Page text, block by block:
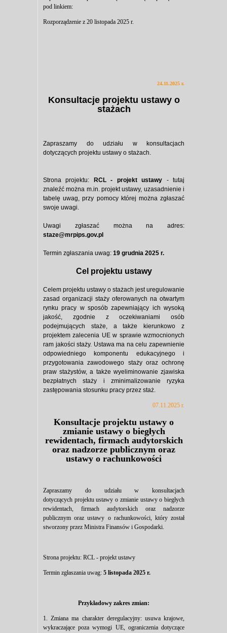
pod linkiem:
Rozporządzenie z 20 listopada 2025 r.
24.11.2025 r.
Konsultacje projektu ustawy o
stażach
Zapraszamy do udziału w konsultacjach
dotyczących projektu ustawy o stażach.
Strona projektu: RCL - projekt ustawy - tutaj
znaleźć można m.in. projekt ustawy, uzasadnienie i
tabelę uwag, przy pomocy której można zgłaszać
swoje uwagi.
Uwagi zgłaszać można na adres:
staze@mrpips.gov.pl
Termin zgłaszania uwag: 19 grudnia 2025 r.
Cel projektu ustawy
Celem projektu ustawy o stażach jest uregulowanie
zasad organizacji staży oferowanych na otwartym
rynku pracy w sposób zapewniający ich wysoką
jakość, zgodnie z oczekiwaniami osób
podejmujących staże, a także kierunkowo z
projektem zalecenia UE w sprawie wzmocnionych
ram jakości staży. Ustawa ma na celu zapewnienie
odpowiedniego komponentu edukacyjnego i
przygotowania zawodowego staży oraz ochronę
praw stażystów, a także wyeliminowanie zjawiska
bezpłatnych staży i zminimalizowanie ryzyka
zastępowania stosunku pracy przez staż.
07.11.2025 r.
Konsultacje projektu ustawy o
zmianie ustawy o biegłych
rewidentach, firmach audytorskich
oraz nadzorze publicznym oraz
ustawy o rachunkowości
Zapraszamy do udziału w konsultacjach
dotyczących projektu ustawy o zmianie ustawy o biegłych
rewidentach, firmach audytorskich oraz nadzorze
publicznym oraz ustawy o rachunkowości, który został
stworzony przez Ministra Finansów i Gospodarki.
Strona projektu: RCL - projekt ustawy
Termin zgłaszania uwag: 5 listopada 2025 r.
Przykładowy zakres zmian:
1. Zmiana ma charakter deregulacyjny: usuwa krajowe,
wykraczające poza wymogi UE, ograniczenia dotyczące